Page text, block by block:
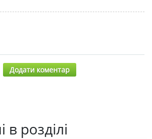
Додати коментар
в розділі